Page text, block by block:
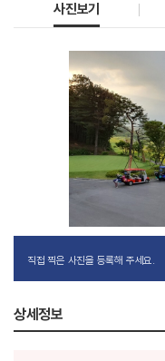
사진보기
직접 찍은 사진을 등록해 주세요.
상세정보